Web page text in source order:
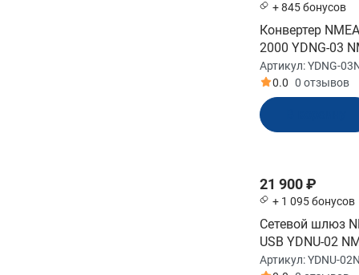
+ 845 бонусов
Конвертер
2000 YDNG-03
Micro Male
Артикул:YDNG-
0.0 0 отзывов
21 900 ₽
+ 1 095 бонусов
Сетевой шлюз
USB YDNU-02
Артикул:YDNU-